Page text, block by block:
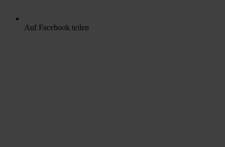
Auf Facebook teilen